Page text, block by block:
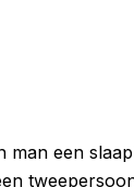
man een